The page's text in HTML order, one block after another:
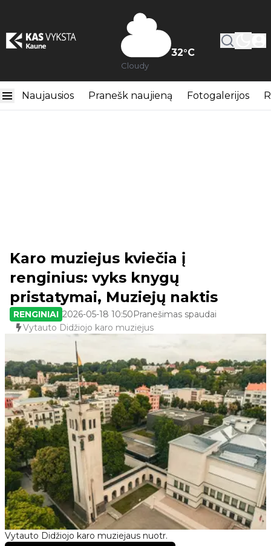
32°C
Cloudy
Naujausios Pranešk naujieną Fotogalerijos
Vytauto Didžiojo karo muziejaus nuotr.
Karo muziejus kviečia į
renginius: vyks knygų
pristatymai, Muziejų naktis
RENGINIAI 2026-05-18 10:50Pranešimas spaudai
Vytauto Didžiojo karo muziejus